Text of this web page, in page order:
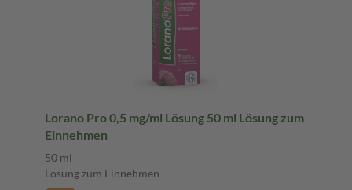
Lorano Pro 0,5 mg/ml Lösung 50 ml Lösung zum
Einnehmen
50 ml
Lösung zum Einnehmen